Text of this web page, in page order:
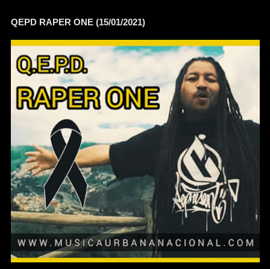
QEPD RAPER ONE (15/01/2021)